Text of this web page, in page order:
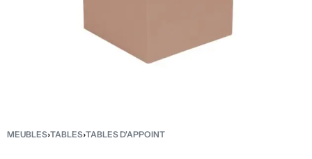
MEUBLES›TABLES›TABLES D'APPOINT